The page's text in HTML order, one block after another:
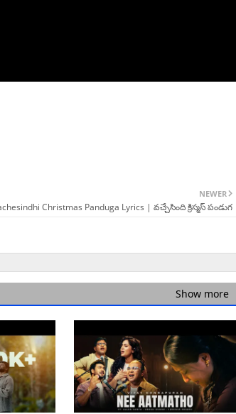
NEWER
Christmas Panduga Lyrics | వచ్చేసింది క్రిస్మస్ పండుగ
Show more